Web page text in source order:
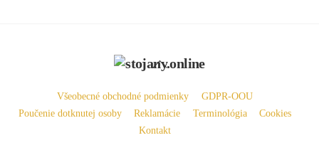
Back
Top
Všeobecné obchodné podmienky
GDPR-OOU
Poučenie dotknutej osoby
Reklamácie Terminológia
Cookies
Kontakt